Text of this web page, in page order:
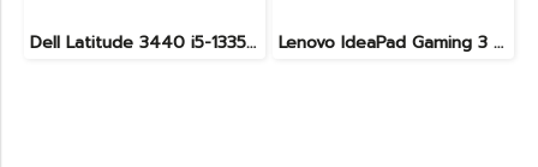
Dell Latitude 3440 i5-1335U Ram8 SSD512 จอ14นิ้ว สเปคดี คีย์บอร์ดไฟ เครื่องประมวลผลไวพร้อมใช้งาน เพียง 13,990.- Lenovo IdeaPad Gaming 3 Ryzen5-5500H RAM16 RTX2050(4GB) 512GB M.2 จอ15.6 FHD 144Hz สเปคเกมมิ่ง คีย์บอร์ดไฟสีRGB เครื่องพร้อมใช้งาน ราคาเพียง 16,900.-